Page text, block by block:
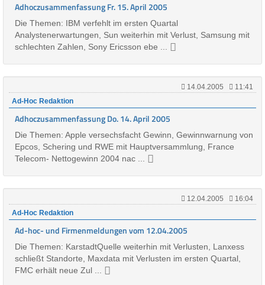
Adhoczusammenfassung Fr. 15. April 2005
Die Themen: IBM verfehlt im ersten Quartal
Analystenerwartungen, Sun weiterhin mit Verlust, Samsung mit
schlechten Zahlen, Sony Ericsson ebe ...
14.04.2005
11:41
Ad-Hoc Redaktion
Adhoczusammenfassung Do. 14. April 2005
Die Themen: Apple versechsfacht Gewinn, Gewinnwarnung von
Epcos, Schering und RWE mit Hauptversammlung, France
Telecom- Nettogewinn 2004 nac ...
12.04.2005
16:04
Ad-Hoc Redaktion
Ad-hoc- und Firmenmeldungen vom 12.04.2005
Die Themen: KarstadtQuelle weiterhin mit Verlusten, Lanxess
schließt Standorte, Maxdata mit Verlusten im ersten Quartal,
FMC erhält neue Zul ...